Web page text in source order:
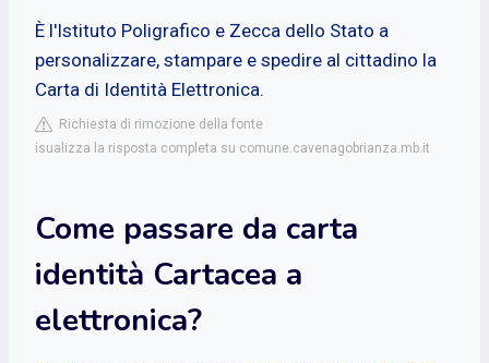
È l'Istituto Poligrafico e Zecca dello Stato a
personalizzare, stampare e spedire al cittadino la
Carta di Identità Elettronica.
Richiesta di rimozione della fonte
isualizza la risposta completa su comune.cavenagobrianza.mb.it
Come passare da carta
identità Cartacea a
elettronica?